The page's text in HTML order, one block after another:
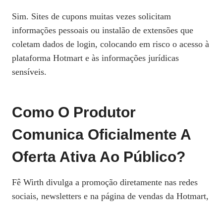
Sim. Sites de cupons muitas vezes solicitam
informações pessoais ou instalão de extensões que
coletam dados de login, colocando em risco o acesso à
plataforma Hotmart e às informações jurídicas
sensíveis.
Como O Produtor
Comunica Oficialmente A
Oferta Ativa Ao Público?
Fê Wirth divulga a promoção diretamente nas redes
sociais, newsletters e na página de vendas da Hotmart,